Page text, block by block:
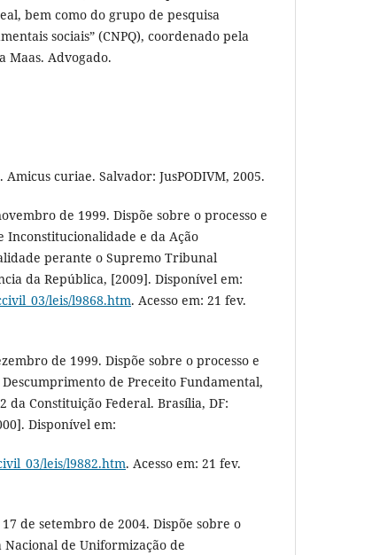
bem como do grupo de pesquisa
sociais” (CNPQ), coordenado pela
Maas. Advogado.
curiae. Salvador: JusPODIVM, 2005.
de 1999. Dispõe sobre o processo e
Inconstitucionalidade e da Ação
perante o Supremo Tribunal
da República, [2009]. Disponível em:
leis/l9868.htm. Acesso em: 21 fev.
de 1999. Dispõe sobre o processo e
de Preceito Fundamental,
da Constituição Federal. Brasília, DF:
Disponível em:
leis/l9882.htm. Acesso em: 21 fev.
de setembro de 2004. Dispõe sobre o
de Uniformização de